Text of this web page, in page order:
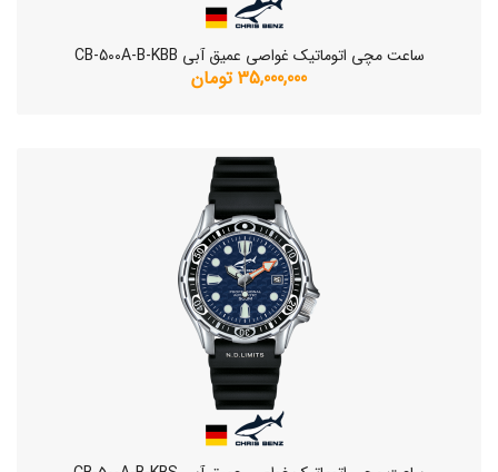
ساعت مچی اتوماتیک غواصی عمیق آبی CB-500A-B-KBB
35,000,000 تومان